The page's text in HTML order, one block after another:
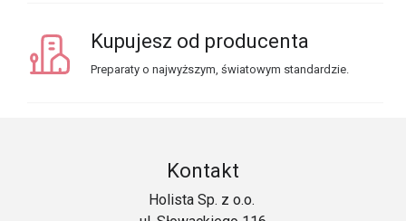
Kupujesz od producenta
Preparaty o najwyższym, światowym standardzie.
Kontakt
Holista Sp. z o.o.